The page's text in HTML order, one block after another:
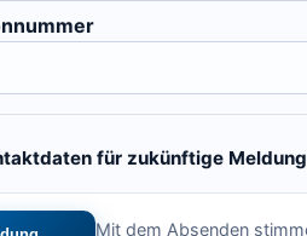
für zukünftige
Mit dem Absenden